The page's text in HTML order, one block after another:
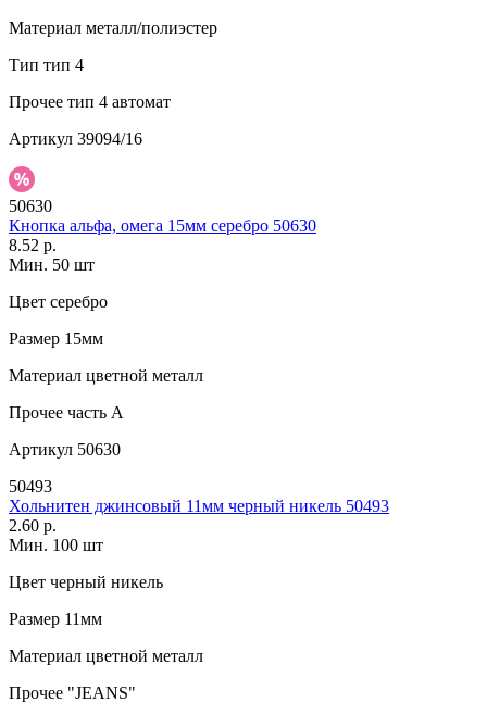
Материал металл/полиэстер
Тип тип 4
Прочее тип 4 автомат
Артикул 39094/16
50630
Кнопка альфа, омега 15мм серебро 50630
8.52 р.
Мин. 50 шт
Цвет серебро
Размер 15мм
Материал цветной металл
Прочее часть A
Артикул 50630
50493
Хольнитен джинсовый 11мм черный никель 50493
2.60 р.
Мин. 100 шт
Цвет черный никель
Размер 11мм
Материал цветной металл
Прочее "JEANS"